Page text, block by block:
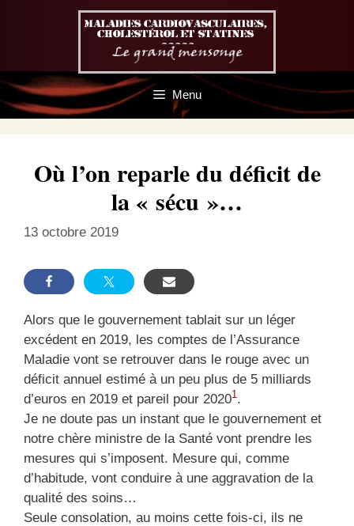
Menu
Où l’on reparle du déficit de
la « sécu »…
13 octobre 2019
Alors que le gouvernement tablait sur un léger
excédent en 2019, les comptes de l’Assurance
Maladie vont se retrouver dans le rouge avec un
déficit annuel estimé à un peu plus de 5 milliards
d’euros en 2019 et pareil pour 20201 .
Je ne doute pas un instant que le gouvernement et
notre chère ministre de la Santé vont prendre les
mesures qui s’imposent. Mesure qui, comme
d’habitude, vont conduire à une aggravation de la
qualité des soins…
Seule consolation, au moins cette fois-ci, ils ne